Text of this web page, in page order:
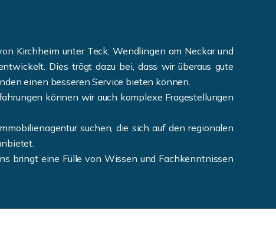
Kirchheim unter Teck, Wendlingen am Neckar und
Dies trägt dazu bei, dass wir überaus gute
einen besseren Service bieten können.
können wir auch komplexe Fragestellungen
suchen, die sich auf den regionalen
bringt eine Fülle von Wissen und Fachkenntnissen